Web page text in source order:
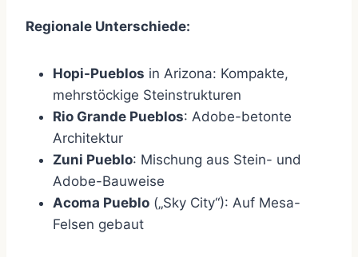
Regionale Unterschiede:
Hopi-Pueblos in Arizona: Kompakte,
mehrstöckige Steinstrukturen
Rio Grande Pueblos: Adobe-betonte
Architektur
Zuni Pueblo: Mischung aus Stein- und
Adobe-Bauweise
Acoma Pueblo („Sky City“): Auf Mesa-
Felsen gebaut